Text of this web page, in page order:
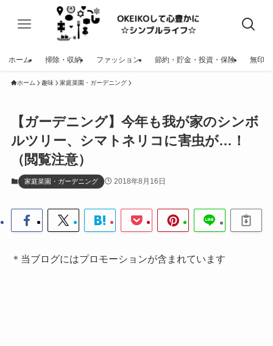
ホーム 掃除・収納 ファッション 節約・貯金・投資・保険 無印
ホーム 趣味 家庭菜園・ガーデニング
【ガーデニング】今年も我が家のシンボ
ルツリー、シマトネリコに害虫が…！
（閲覧注意）
家庭菜園・ガーデニング 2018年8月16日
＊当ブログにはプロモーションが含まれています